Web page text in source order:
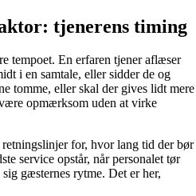
tjenerens timing
tempoet. En erfaren tjener aflæser
i en samtale, eller sidder de og
tomme, eller skal der gives lidt mere
opmærksom uden at virke
retningslinjer for, hvor lang tid der bør
service opstår, når personalet tør
gæsternes rytme. Det er her,